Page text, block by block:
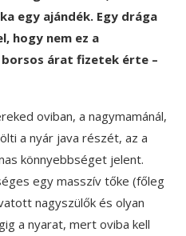
egy ajándék. Egy drága
hogy nem ez a
borsos árat fizetek érte –
oviban, a nagymamánál,
a nyár java részét, az a
könnyebbséget jelent.
egy masszív tőke (főleg
nagyszülők és olyan
a nyarat, mert oviba kell